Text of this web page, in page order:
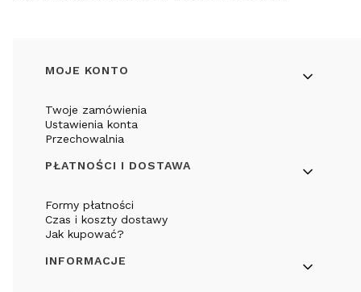
Linki w stopce
MOJE KONTO
Twoje zamówienia
Ustawienia konta
Przechowalnia
PŁATNOŚCI I DOSTAWA
Formy płatności
Czas i koszty dostawy
Jak kupować?
INFORMACJE